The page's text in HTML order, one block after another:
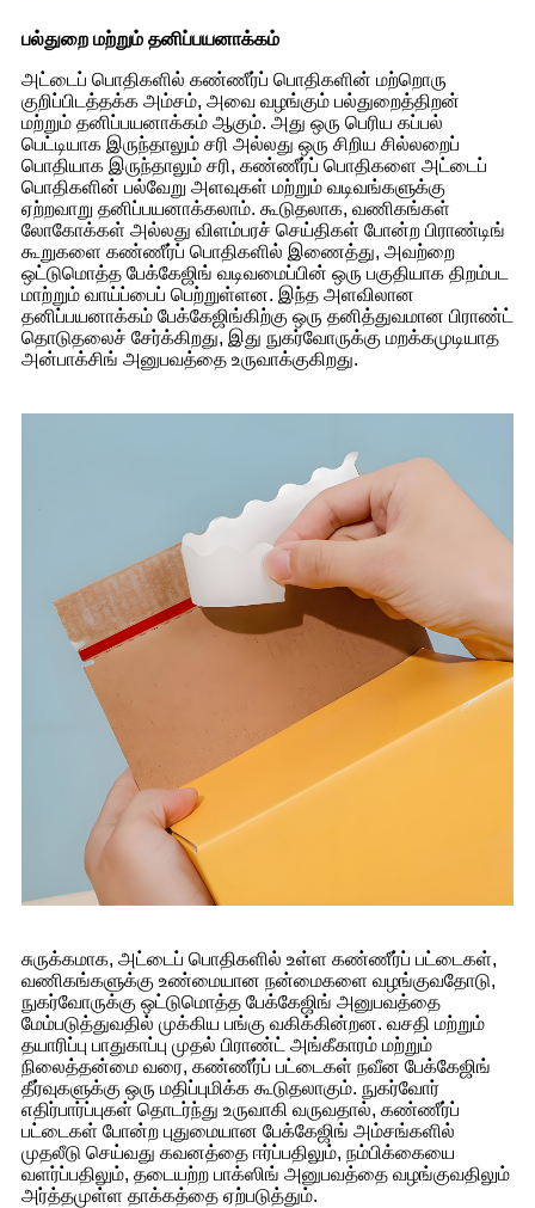
பல்துறை மற்றும் தனிப்பயனாக்கம்
அட்டைப் பொதிகளில் கண்ணீர்ப் பொதிகளின் மற்றொரு
குறிப்பிடத்தக்க அம்சம், அவை வழங்கும் பல்துறைத்திறன்
மற்றும் தனிப்பயனாக்கம் ஆகும். அது ஒரு பெரிய கப்பல்
பெட்டியாக இருந்தாலும் சரி அல்லது ஒரு சிறிய சில்லறைப்
பொதியாக இருந்தாலும் சரி, கண்ணீர்ப் பொதிகளை அட்டைப்
பொதிகளின் பல்வேறு அளவுகள் மற்றும் வடிவங்களுக்கு
ஏற்றவாறு தனிப்பயனாக்கலாம். கூடுதலாக, வணிகங்கள்
லோகோக்கள் அல்லது விளம்பரச் செய்திகள் போன்ற பிராண்டிங்
கூறுகளை கண்ணீர்ப் பொதிகளில் இணைத்து, அவற்றை
ஒட்டுமொத்த பேக்கேஜிங் வடிவமைப்பின் ஒரு பகுதியாக திறம்பட
மாற்றும் வாய்ப்பைப் பெற்றுள்ளன. இந்த அளவிலான
தனிப்பயனாக்கம் பேக்கேஜிங்கிற்கு ஒரு தனித்துவமான பிராண்ட்
தொடுதலைச் சேர்க்கிறது, இது நுகர்வோருக்கு மறக்கமுடியாத
அன்பாக்சிங் அனுபவத்தை உருவாக்குகிறது.
சுருக்கமாக, அட்டைப் பொதிகளில் உள்ள கண்ணீர்ப் பட்டைகள்,
வணிகங்களுக்கு உண்மையான நன்மைகளை வழங்குவதோடு,
நுகர்வோருக்கு ஒட்டுமொத்த பேக்கேஜிங் அனுபவத்தை
மேம்படுத்துவதில் முக்கிய பங்கு வகிக்கின்றன. வசதி மற்றும்
தயாரிப்பு பாதுகாப்பு முதல் பிராண்ட் அங்கீகாரம் மற்றும்
நிலைத்தன்மை வரை, கண்ணீர்ப் பட்டைகள் நவீன பேக்கேஜிங்
தீர்வுகளுக்கு ஒரு மதிப்புமிக்க கூடுதலாகும். நுகர்வோர்
எதிர்பார்ப்புகள் தொடர்ந்து உருவாகி வருவதால், கண்ணீர்ப்
பட்டைகள் போன்ற புதுமையான பேக்கேஜிங் அம்சங்களில்
முதலீடு செய்வது கவனத்தை ஈர்ப்பதிலும், நம்பிக்கையை
வளர்ப்பதிலும், தடையற்ற பாக்ஸிங் அனுபவத்தை வழங்குவதிலும்
அர்த்தமுள்ள தாக்கத்தை ஏற்படுத்தும்.